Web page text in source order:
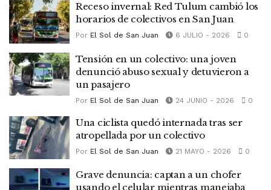
Receso invernal: Red Tulum cambió los
horarios de colectivos en San Juan
Por El Sol de San Juan 6 JULIO - 2026 0
Tensión en un colectivo: una joven
denunció abuso sexual y detuvieron a
un pasajero
Por El Sol de San Juan 24 JUNIO - 2026 0
Una ciclista quedó internada tras ser
atropellada por un colectivo
Por El Sol de San Juan 21 MAYO - 2026 0
Grave denuncia: captan a un chofer
usando el celular mientras manejaba